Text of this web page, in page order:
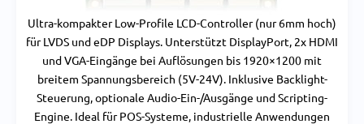
Ultra-kompakter Low-Profile LCD-Controller (nur 6mm hoch)
für LVDS und eDP Displays. Unterstützt DisplayPort, 2x HDMI
und VGA-Eingänge bei Auflösungen bis 1920×1200 mit
breitem Spannungsbereich (5V-24V). Inklusive Backlight-
Steuerung, optionale Audio-Ein-/Ausgänge und Scripting-
Engine. Ideal für POS-Systeme, industrielle Anwendungen